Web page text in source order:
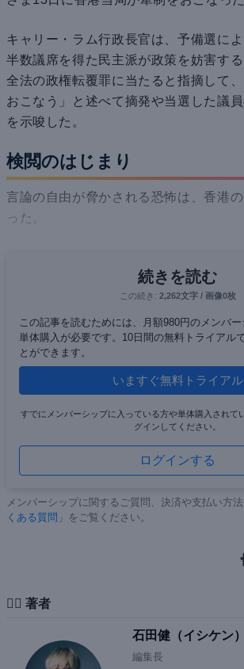
キャリー・ラム行政長官は、予備選に
半数議席を得た民主派が政策を妨害す
全法の政権転覆罪に当たると指摘して
おこなう」と述べて摘発や当選した議
を示唆した。
検閲のはじまり
言論の自由が脅かされる恐怖は、香港
った。
続きを読む
この続き: 2,262文字 / 画像0枚
この記事を読むためには、月額980円のメンバ
単体購入が必要です。10日間の無料トライアル
とができます。
いますぐ無料トライアル
すでにメンバーシップに入っている方や単体購入されて
グインしてください。
ログインする
メンバーシップに関するご質問、決済や支払い方法
くある質問
」をご覧ください。
✍🏻 著者
石田健（イシケン）
編集長